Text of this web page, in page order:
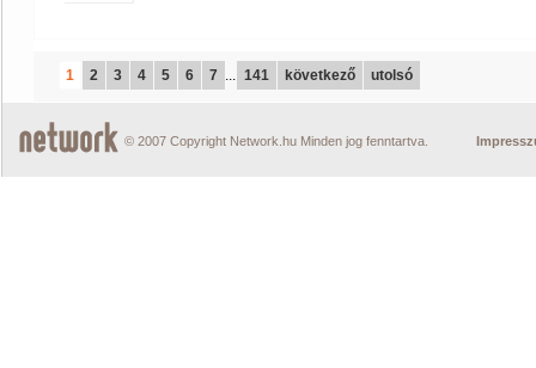
1 2 3 4 5 6 7 ... 141 következő utolsó
© 2007 Copyright Network.hu Minden jog fenntartva.